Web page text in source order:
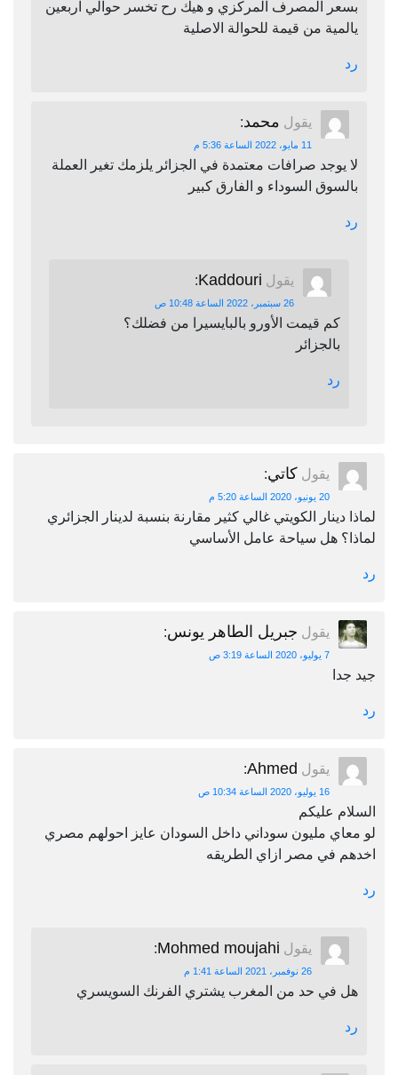
بسعر المصرف المركزي و هيك رح تخسر حوالي اربعين
يالمية من قيمة للحوالة الاصلية
رد
يقول محمد:
11 مايو، 2022 الساعة 5:36 م
لا يوجد صرافات معتمدة في الجزائر يلزمك تغير العملة
بالسوق السوداء و الفارق كبير
رد
يقول Kaddouri
:
26 سبتمبر، 2022 الساعة 10:48 ص
كم قيمت الأورو بالبايسيرا من فضلك؟
بالجزائر
رد
يقول كاتي:
20 يونيو، 2020 الساعة 5:20 م
لماذا دينار الكويتي غالي كثير مقارنة بنسبة لدينار الجزائري
لماذا؟ هل سياحة عامل الأساسي
رد
يقول جبريل الطاهر يونس:
7 يوليو، 2020 الساعة 3:19 ص
جيد جدا
رد
يقول Ahmed
:
16 يوليو، 2020 الساعة 10:34 ص
السلام عليكم
لو معاي مليون سوداني داخل السودان عايز احولهم مصري
اخدهم في مصر ازاي الطريقه
رد
يقول Mohmed moujahi
:
26 نوفمبر، 2021 الساعة 1:41 م
هل في حد من المغرب يشتري الفرنك السويسري
رد